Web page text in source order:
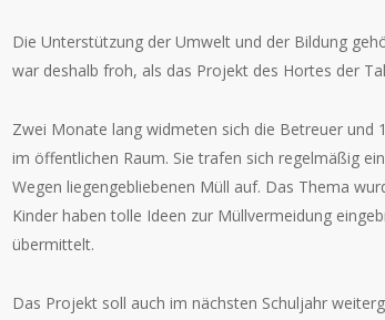
Die Unterstützung der Umwelt und der Bildung
war deshalb froh, als das Projekt des Hortes der
Zwei Monate lang widmeten sich die Betreuer und
im öffentlichen Raum. Sie trafen sich regelmäßig
Wegen liegengebliebenen Müll auf. Das Thema
Kinder haben tolle Ideen zur Müllvermeidung
übermittelt.
Das Projekt soll auch im nächsten Schuljahr